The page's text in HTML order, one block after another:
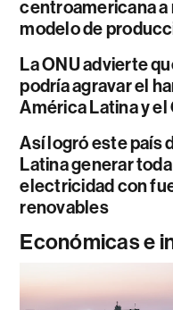
centroamericana a
modelo de
La ONU advierte
podría agravar el
América Latina y el
Así logró este país
Latina generar
electricidad con
renovables
Económicas e